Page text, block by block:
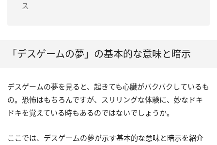
（5）デスゲームをリタイアする夢は「解決への力
（5）デスゲームで芸能人と戦う夢は「周囲を気にしす
への意欲」
ス
「デスゲームの夢」の基本的な意味と暗示
デスゲームの夢を見ると、起きても心臓がバクバクしているも
の。恐怖はもちろんですが、スリリングな体験に、妙なドキ
ドキを覚えている時もあるのではないでしょうか。
ここでは、デスゲームの夢が示す基本的な意味と暗示を紹介